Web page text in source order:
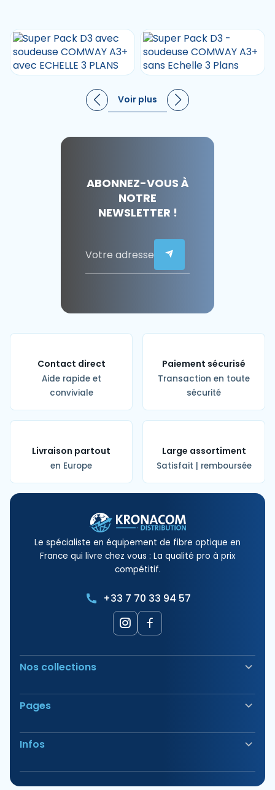
Voir plus
ABONNEZ-VOUS À
NOTRE
NEWSLETTER !
Contact direct
Aide rapide et
conviviale
Paiement sécurisé
Transaction en toute
sécurité
Livraison partout
en Europe
Large assortiment
Satisfait | remboursée
Le spécialiste en équipement de fibre optique en
France qui livre chez vous : La qualité pro à prix
compétitif.
+33 7 70 33 94 57
Nos collections
Soudeuse Fibre Optique
Sécurité & Balisage
Outillage
Tirage & Aiguillage
Pages
Nos Produits
Nos Offres
Avis
Infos
Vous avez des questions?